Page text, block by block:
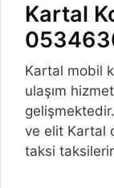
Kartal
Kartal mobil
ulaşım
ve elit Kartal
taksi